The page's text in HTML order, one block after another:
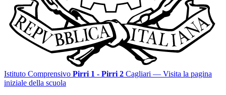
Istituto Comprensivo Pirri 1 - Pirri 2 Cagliari — Visita la pagina
iniziale della scuola